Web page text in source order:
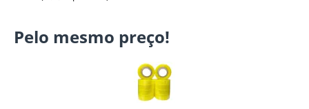
Pelo mesmo preço!